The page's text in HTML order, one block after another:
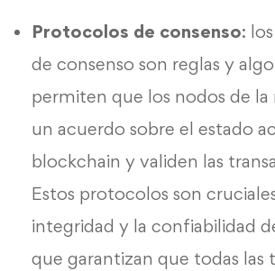
Protocolos de consenso:
de consenso son reglas y
permiten que los nodos de la
un acuerdo sobre el estado
blockchain y validen las
Estos protocolos son
integridad y la confiabilidad
que garantizan que todas las